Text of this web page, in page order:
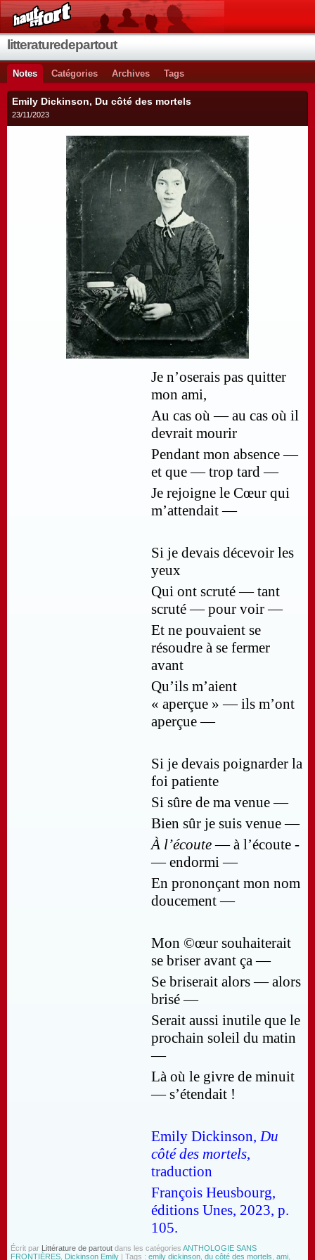
litteraturedepartout
Notes Catégories Archives Tags
Emily Dickinson, Du côté des mortels
23/11/2023
Je n’oserais pas quitter
mon ami,
Au cas où — au cas où il
devrait mourir
Pendant mon absence —
et que — trop tard —
Je rejoigne le Cœur qui
m’attendait —
Si je devais décevoir les
yeux
Qui ont scruté — tant
scruté — pour voir —
Et ne pouvaient se
résoudre à se fermer
avant
Qu’ils m’aient
« aperçue » — ils m’ont
aperçue —
Si je devais poignarder la
foi patiente
Si sûre de ma venue —
Bien sûr je suis venue —
À l’écoute— à l’écoute ­
— endormi —
En prononçant mon nom
doucement —
Mon ©œur souhaiterait
se briser avant ça —
Se briserait alors — alors
brisé —
Serait aussi inutile que le
prochain soleil du matin
—
Là où le givre de minuit
— s’étendait !
Emily Dickinson,Du
côté des mortels,
traduction
François Heusbourg,
éditions Unes, 2023, p.
105.
Écrit par Littérature de partout dans les catégories ANTHOLOGIE SANS
FRONTIÈRES Dickinson Emily | Tags : emily dickinson du côté des mortels ami